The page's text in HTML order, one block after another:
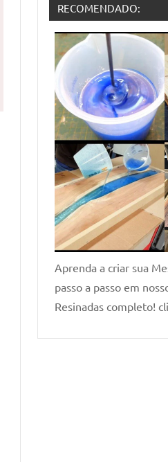
RECOMENDADO:
Aprenda a criar sua
passo a passo em
Resinadas completo!